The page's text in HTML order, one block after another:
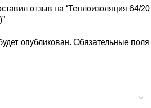
отзыв на “Теплоизоляция 64/20
опубликован. Обязательные поля